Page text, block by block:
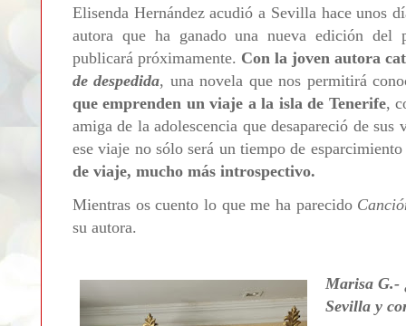
Elisenda Hernández acudió a Sevilla hace unos
autora que ha ganado una nueva edición del
publicará próximamente. Con la joven autora
de despedida, una novela que nos permitirá
que emprenden un viaje a la isla de Tenerife,
amiga de la adolescencia que desapareció de
ese viaje no sólo será un tiempo de
de viaje, mucho más introspectivo.
Mientras os cuento lo que me ha parecido
su autora.
Marisa G.-
Sevilla y